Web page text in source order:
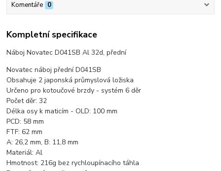
Komentáře 0
Kompletní specifikace
Náboj Novatec D041SB Al 32d, přední
Novatec náboj přední D041SB
Obsahuje 2 japonská průmyslová ložiska
Určeno pro kotoučové brzdy - systém 6 děr
Počet děr: 32
Délka osy k maticím - OLD: 100 mm
PCD: 58 mm
FTF: 62 mm
A: 26,2 mm, B: 11,8 mm
Materiál: Al
Hmotnost: 216g bez rychloupínacího táhla